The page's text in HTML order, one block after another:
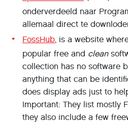
onderverdeeld naar
allemaal direct te
FossHub, is a website
popular free and clean
collection has no software
anything that can be
does display ads just to
Important: They list mostly
they also include a few